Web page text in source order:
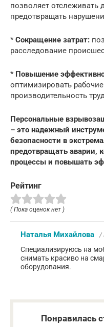
позволяет отслеживать
предотвращать
* Сокращение затрат:
расследование
* Повышение
оптимизировать
производительность
Персональные
– это надежный
безопасности в
предотвращать аварии,
процессы и повышать
Рейтинг
( Пока оценок нет )
Наталья Михайлова /
Специализируюсь на
снимать красиво на
оборудования.
Понравилась